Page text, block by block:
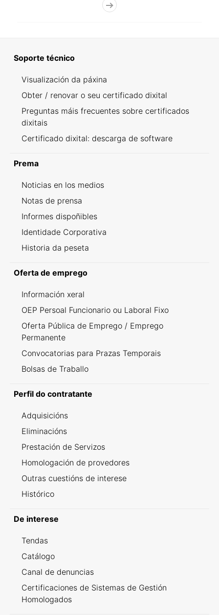
Soporte técnico
Visualización da páxina
Obter / renovar o seu certificado dixital
Preguntas máis frecuentes sobre certificados
dixitais
Certificado dixital: descarga de software
Prema
Noticias en los medios
Notas de prensa
Informes dispoñibles
Identidade Corporativa
Historia da peseta
Oferta de emprego
Información xeral
OEP Persoal Funcionario ou Laboral Fixo
Oferta Pública de Emprego / Emprego
Permanente
Convocatorias para Prazas Temporais
Bolsas de Traballo
Perfil do contratante
Adquisicións
Eliminacións
Prestación de Servizos
Homologación de provedores
Outras cuestións de interese
Histórico
De interese
Tendas
Catálogo
Canal de denuncias
Certificaciones de Sistemas de Gestión
Homologados